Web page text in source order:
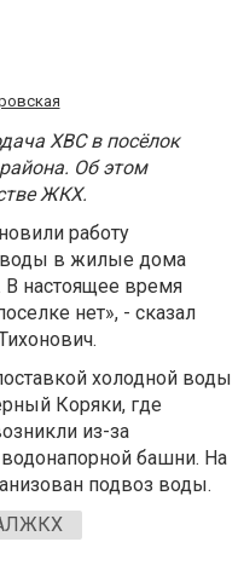
ХВС в посёлок
Об этом
ЖКХ.
работу
воды в жилые дома
В настоящее время
нет», - сказал
холодной воды
Коряки, где
из-за
башни. На
подвоз воды.